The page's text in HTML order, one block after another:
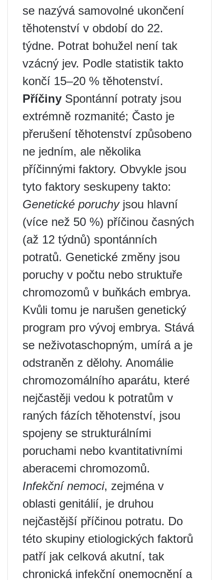
se nazývá samovolné ukončení
těhotenství v období do 22.
týdne. Potrat bohužel není tak
vzácný jev. Podle statistik takto
končí 15–20 % těhotenství.
Příčiny Spontánní potraty jsou
extrémně rozmanité; Často je
přerušení těhotenství způsobeno
ne jedním, ale několika
příčinnými faktory. Obvykle jsou
tyto faktory seskupeny takto:
Genetické poruchyjsou hlavní
(více než 50 %) příčinou časných
(až 12 týdnů) spontánních
potratů. Genetické změny jsou
poruchy v počtu nebo struktuře
chromozomů v buňkách embrya.
Kvůli tomu je narušen genetický
program pro vývoj embrya. Stává
se neživotaschopným, umírá a je
odstraněn z dělohy. Anomálie
chromozomálního aparátu, které
nejčastěji vedou k potratům v
raných fázích těhotenství, jsou
spojeny se strukturálními
poruchami nebo kvantitativními
aberacemi chromozomů.
Infekční nemoci, zejména v
oblasti genitálií, je druhou
nejčastější příčinou potratu. Do
této skupiny etiologických faktorů
patří jak celková akutní, tak
chronická infekční onemocnění a